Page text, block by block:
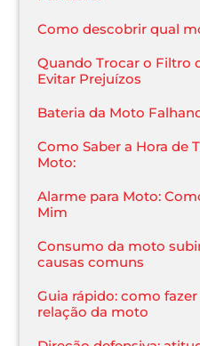
Como descobrir qual
Quando Trocar o Filtro
Evitar Prejuízos
Bateria da Moto
Como Saber a Hora de
Moto:
Alarme para Moto:
Mim
Consumo da moto
causas comuns
Guia rápido: como
relação da moto